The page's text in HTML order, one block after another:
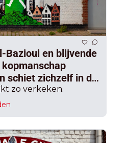
Bazioui en blijvende
schiet zichzelf in de
bastion Gent
zo verkeken.